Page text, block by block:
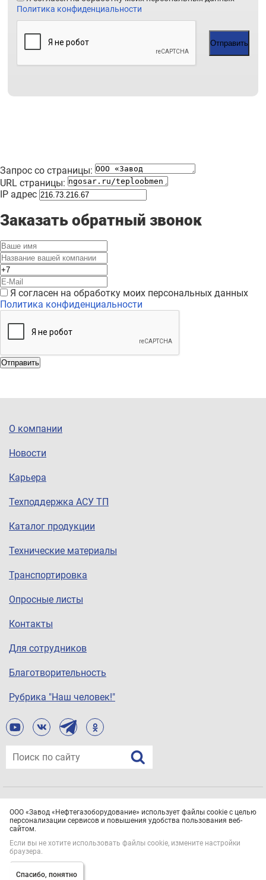
Политика конфиденциальности
Отправить
Запрос со страницы:
URL страницы:
IP адрес
Заказать обратный звонок
Я согласен на обработку моих персональных данных
Политика конфиденциальности
Отправить
О компании
Новости
Карьера
Техподдержка АСУ ТП
Каталог продукции
Технические материалы
Транспортировка
Опросные листы
Контакты
Для сотрудников
Благотворительность
Рубрика "Наш человек!"
Все права защищены.Политика конфиденциальности
ООО «Завод «Нефтегазоборудование» использует файлы cookie с целью
персонализации сервисов и повышения удобства пользования веб-
сайтом.
Если вы не хотите использовать файлы cookie, измените настройки
браузера.
Спасибо, понятно